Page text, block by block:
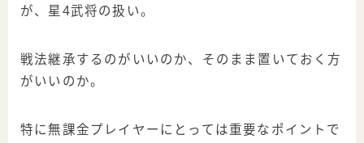
が、星4武将の扱い。
戦法継承するのがいいのか、そのまま置いておく方
がいいのか。
特に無課金プレイヤーにとっては重要なポイントで